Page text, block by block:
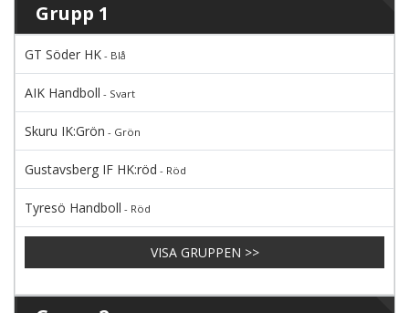
Grupp 1
GT Söder HK - Blå
AIK Handboll - Svart
Skuru IK:Grön - Grön
Gustavsberg IF HK:röd - Röd
Tyresö Handboll - Röd
VISA GRUPPEN >>